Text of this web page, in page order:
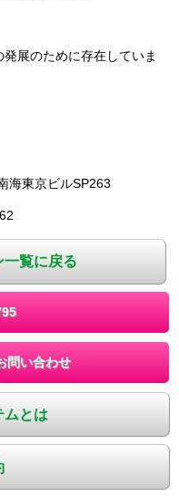
展のために存在していま
海東京ビルSP263
一覧に戻る
問い合わせ
ムとは